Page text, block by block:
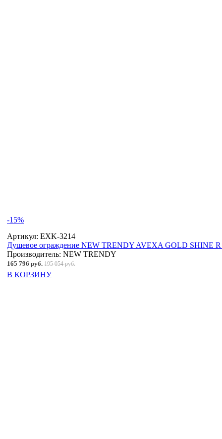
-15%
Артикул: EXK-3214
Душевое ограждение NEW TRENDY AVEXA GOLD SHINE R
Производитель: NEW TRENDY
165 796 руб. 195 054 руб.
В КОРЗИНУ